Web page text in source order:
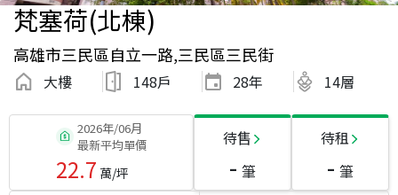
梵塞荷(北棟)
高雄市三民區自立一路,三民區三民街
大樓 148戶 28年 14層
2026年/06月
最新平均單價
22.7 萬/坪
待售
- 筆
待租
- 筆